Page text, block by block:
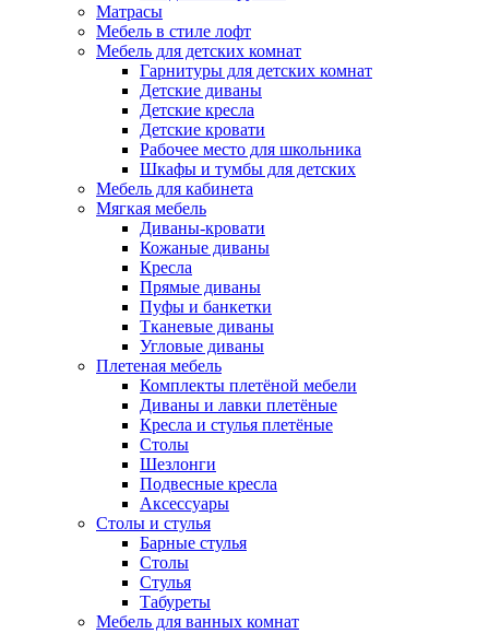
Матрасы
Мебель в стиле лофт
Мебель для детских комнат
Гарнитуры для детских комнат
Детские диваны
Детские кресла
Детские кровати
Рабочее место для школьника
Шкафы и тумбы для детских
Мебель для кабинета
Мягкая мебель
Диваны-кровати
Кожаные диваны
Кресла
Прямые диваны
Пуфы и банкетки
Тканевые диваны
Угловые диваны
Плетеная мебель
Комплекты плетёной мебели
Диваны и лавки плетёные
Кресла и стулья плетёные
Столы
Шезлонги
Подвесные кресла
Аксессуары
Столы и стулья
Барные стулья
Столы
Стулья
Табуреты
Мебель для ванных комнат